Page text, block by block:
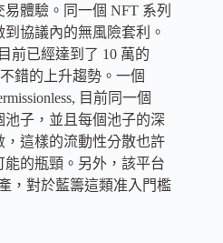
體驗。同一個 NFT 系列
協議內的無風險套利。
前已經達到了 10 萬的
錯的上升趨勢。一個
目前同一個
池子，並且每個池子的深
這樣的流動性分散也許
的瓶頸。另外，該平台
，對於藍籌這類准入門檻